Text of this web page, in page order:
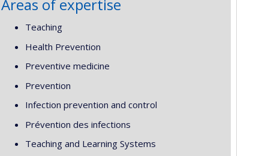
Areas of expertise
Teaching
Health Prevention
Preventive medicine
Prevention
Infection prevention and control
Prévention des infections
Teaching and Learning Systems